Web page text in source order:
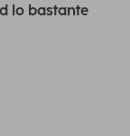
lo bastante